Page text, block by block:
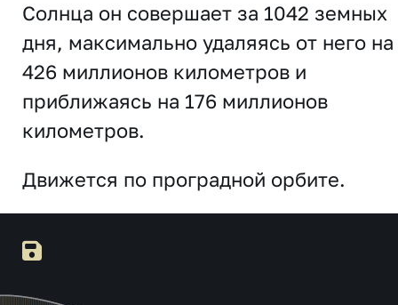
Солнца он совершает за 1042 земных
дня, максимально удаляясь от него на
426 миллионов километров и
приближаясь на 176 миллионов
километров.
Движется по проградной орбите.